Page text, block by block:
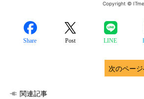
Copyright ©
Share Post LINE
次のペー
関連記事